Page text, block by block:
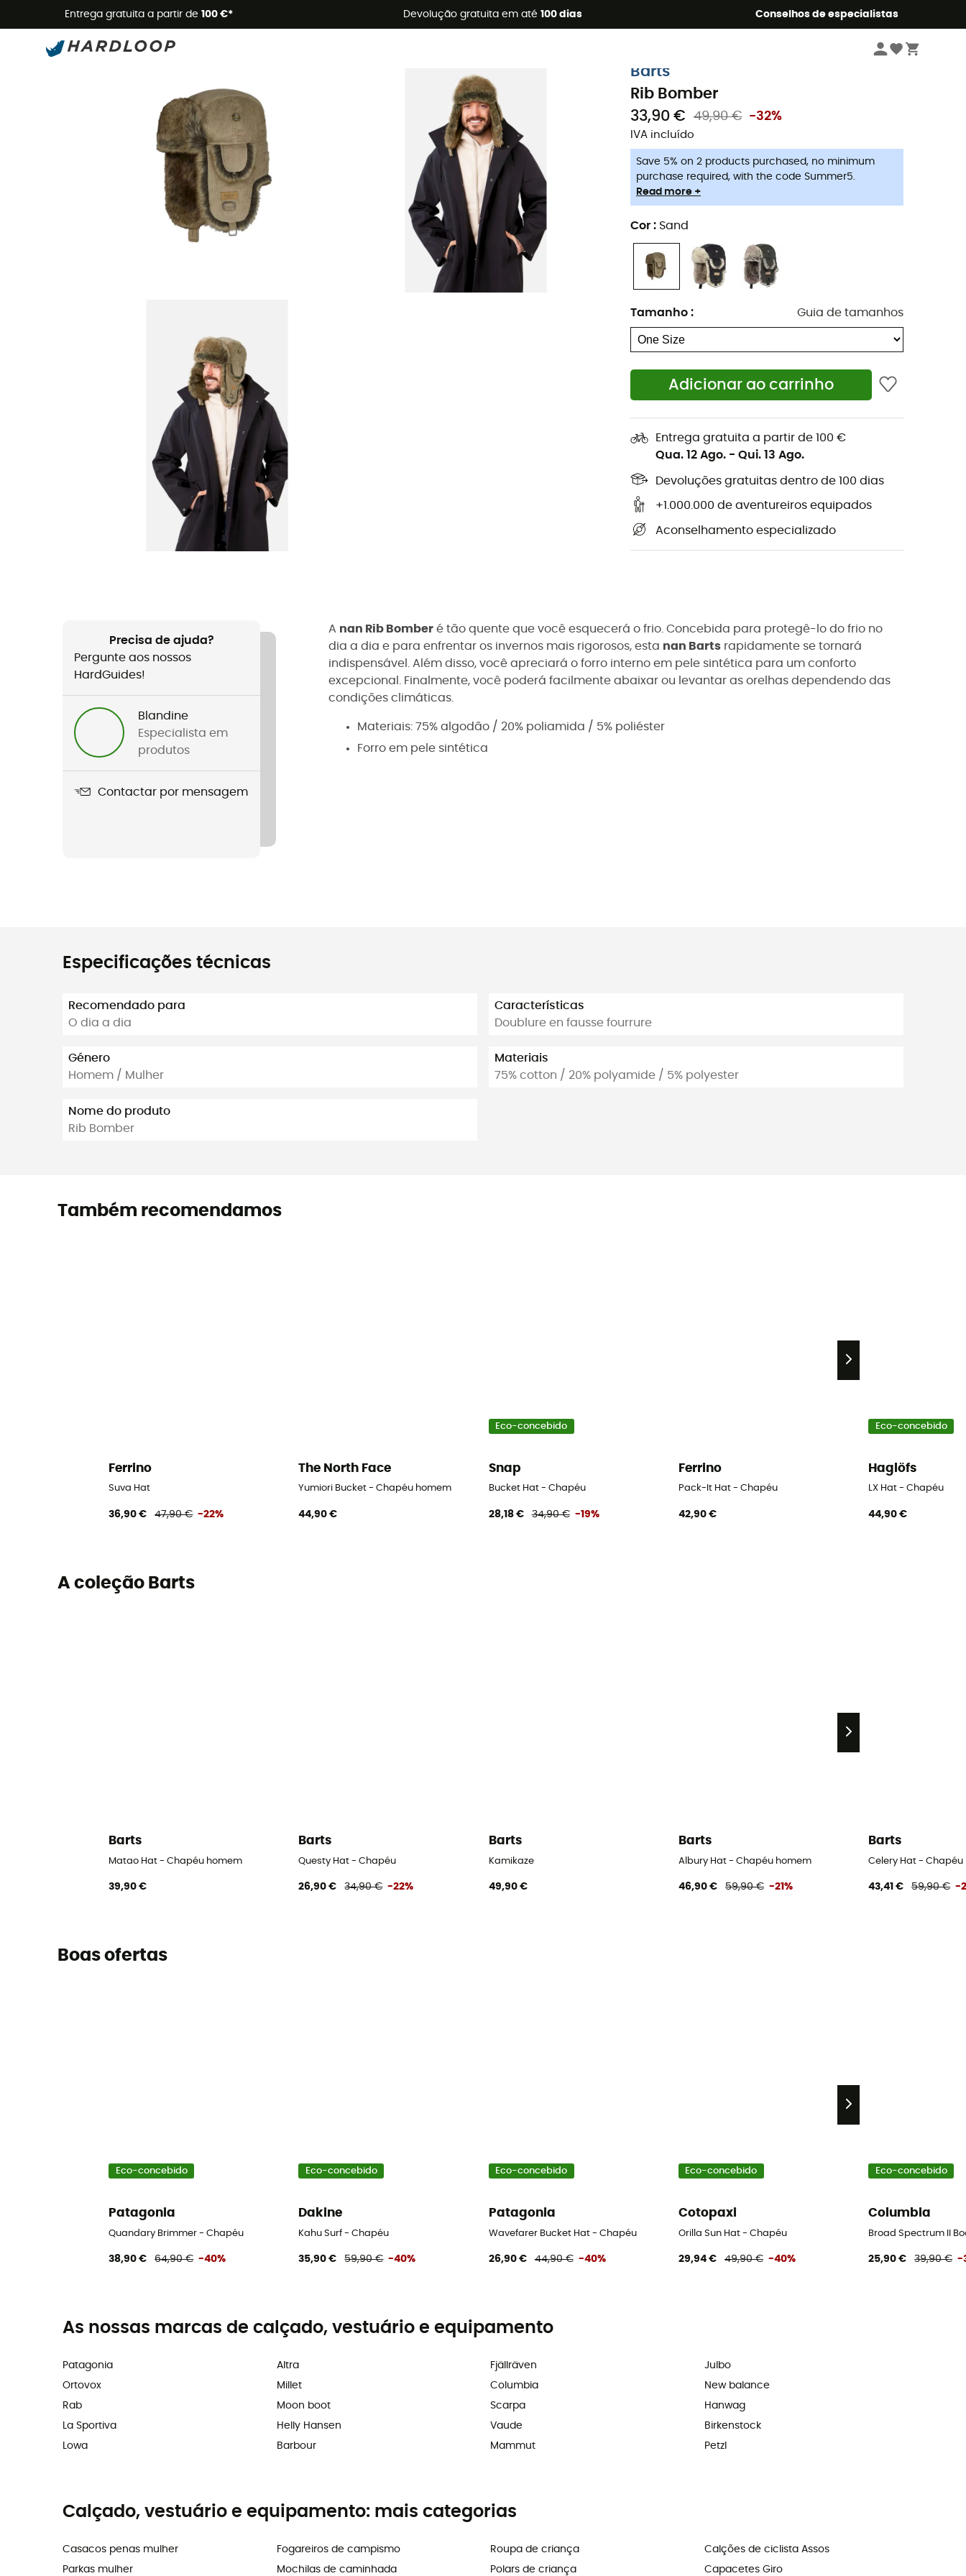
Entrega gratuita a partir de 100 €* Devolução gratuita em até 100 dias Conselhos de especialistas
Promoções de verão 🔥 -5% EXTRA a partir de 2 produtos* com o código Summer5
Chapéus de caminhada
Barts
Rib Bomber
33,90 €
49,90 € -32%
IVA incluído
Save 5% on 2 products purchased, no minimum
purchase required, with the code Summer5.
Read more +
Cor : Sand
Tamanho : Guia de tamanhos
Adicionar ao carrinho
Entrega gratuita a partir de 100 €
Qua. 12 Ago. - Qui. 13 Ago.
Devoluções gratuitas dentro de 100 dias
+1.000.000 de aventureiros equipados
Aconselhamento especializado
Precisa de ajuda?
Pergunte aos nossos
HardGuides!
Blandine
Especialista em
produtos
Contactar por mensagem
A nan Rib Bomber é tão quente que você esquecerá o frio. Concebida para protegê-lo do frio no
dia a dia e para enfrentar os invernos mais rigorosos, esta nan Barts rapidamente se tornará
indispensável. Além disso, você apreciará o forro interno em pele sintética para um conforto
excepcional. Finalmente, você poderá facilmente abaixar ou levantar as orelhas dependendo das
condições climáticas.
Materiais: 75% algodão / 20% poliamida / 5% poliéster
Forro em pele sintética
Especificações técnicas
Recomendado para
O dia a dia
Género
Homem / Mulher
Nome do produto
Rib Bomber
Características
Doublure en fausse fourrure
Materiais
75% cotton / 20% polyamide / 5% polyester
Também recomendamos
Ferrino
Suva Hat
36,90 € 47,90 € -22%
The North Face
Yumiori Bucket - Chapéu homem
44,90 €
Eco-concebido
Snap
Bucket Hat - Chapéu
28,18 € 34,90 € -19%
Ferrino
Pack-It Hat - Chapéu
42,90 €
Eco-concebido
Haglöfs
LX Hat - Chapéu
44,90 €
A coleção Barts
Barts
Matao Hat - Chapéu homem
39,90 €
Barts
Questy Hat - Chapéu
26,90 € 34,90 € -22%
Barts
Kamikaze
49,90 €
Barts
Albury Hat - Chapéu homem
46,90 € 59,90 € -21%
Barts
Celery Hat - Chapéu
43,41 € 59,90 € -
Boas ofertas
Eco-concebido
Patagonia
Quandary Brimmer - Chapéu
38,90 € 64,90 € -40%
Eco-concebido
Dakine
Kahu Surf - Chapéu
35,90 € 59,90 € -40%
Eco-concebido
Patagonia
Wavefarer Bucket Hat - Chapéu
26,90 € 44,90 € -40%
Eco-concebido
Cotopaxi
Orilla Sun Hat - Chapéu
29,94 € 49,90 € -40%
Eco-concebido
Columbia
Broad Spectrum II
25,90 € 39,90 € -
As nossas marcas de calçado, vestuário e equipamento
Patagonia
Ortovox
Rab
La Sportiva
Lowa
Altra
Millet
Moon boot
Helly Hansen
Barbour
Fjällräven
Columbia
Scarpa
Vaude
Mammut
Julbo
New balance
Hanwag
Birkenstock
Petzl
Calçado, vestuário e equipamento: mais categorias
Casacos penas mulher
Parkas mulher
Fogareiros de campismo
Mochilas de caminhada
Roupa de criança
Polars de criança
Calções de ciclista Assos
Capacetes Giro